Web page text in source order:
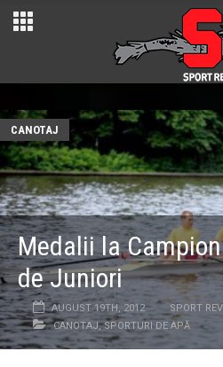
CANOTAJ
Medalii la
de Juniori
AUGUST 19TH, 2012
SPORT
CANOTAJ,SPORTURI DE APĂ